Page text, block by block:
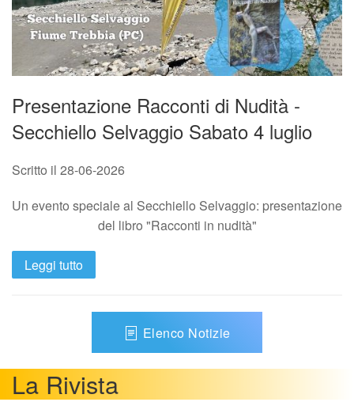
Presentazione Racconti di Nudità -
Secchiello Selvaggio Sabato 4 luglio
Scritto il 28-06-2026
Un evento speciale al Secchiello Selvaggio: presentazione
del libro "Racconti in nudità"
Leggi tutto
Elenco Notizie
La Rivista